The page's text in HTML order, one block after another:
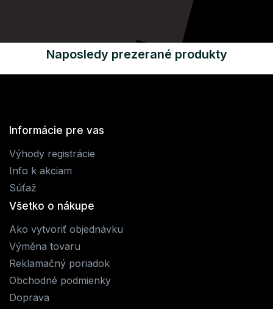
Naposledy prezerané produkty
Informácie pre vas
Výhody registrácie
Info k akciam
Súťaž
Všetko o nákupe
Ako vytvoriť objednávku
Výměna tovaru
Reklamačný poriadok
Obchodné podmienky
Doprava